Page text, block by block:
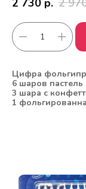
Цифра
6 шаров пастель
3 шара с
1